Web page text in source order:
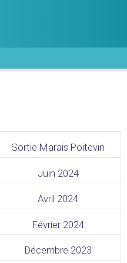
Sortie Marais Poitevin
Juin 2024
Avril 2024
Février 2024
Décembre 2023